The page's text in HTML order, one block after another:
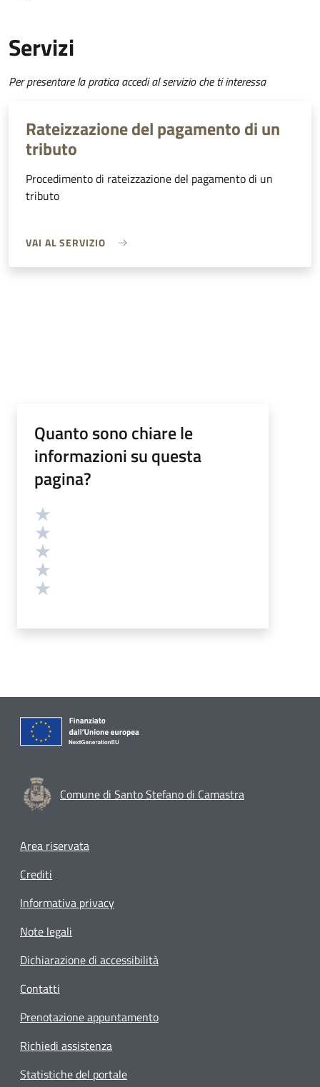
Servizi
Per presentare la pratica accedi al servizio che ti interessa
Rateizzazione del pagamento di un
tributo
Procedimento di rateizzazione del pagamento di un
tributo
VAI AL SERVIZIO
Quanto sono chiare le
informazioni su questa
pagina?
Valutazione
Comune di Santo Stefano di Camastra
Footer menu
Area riservata
Crediti
Informativa privacy
Note legali
Dichiarazione di accessibilità
Contatti
Prenotazione appuntamento
Richiedi assistenza
Statistiche del portale